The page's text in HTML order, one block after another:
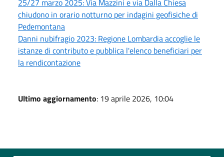
chiudono in orario notturno per indagini geofisiche di
Pedemontana
Danni nubifragio 2023: Regione Lombardia accoglie le
istanze di contributo e pubblica l'elenco beneficiari per
la rendicontazione
Ultimo aggiornamento: 19 aprile 2026, 10:04